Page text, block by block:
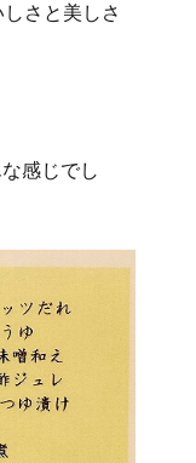
さと美しさ
感じでし